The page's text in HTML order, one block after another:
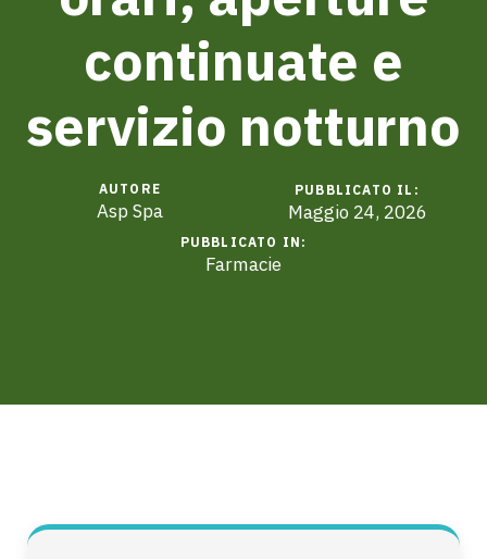
continuate e
servizio notturno
AUTORE
Asp Spa
PUBBLICATO IL:
Maggio 24, 2026
PUBBLICATO IN:
Farmacie